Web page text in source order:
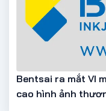
Bentsai ra mắt VI
cao hình ảnh